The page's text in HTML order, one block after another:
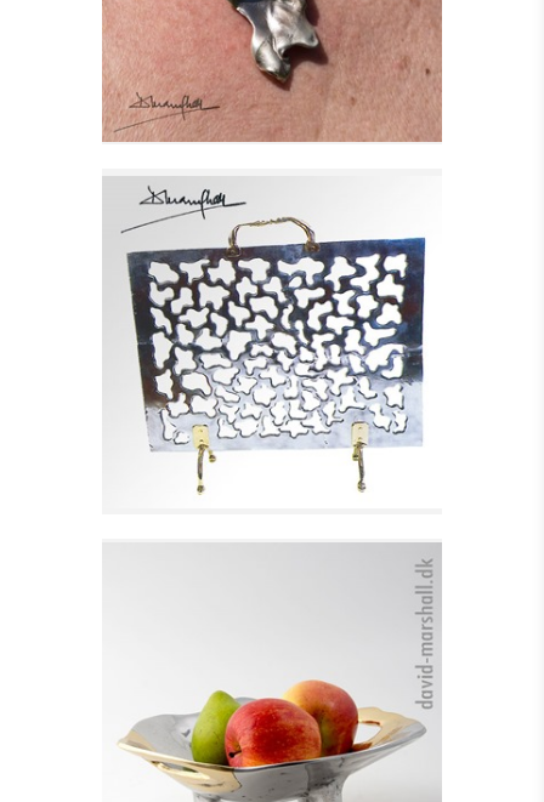
Se detajler
GNISTFANG I
ALUMINIUM
Se detajler
SKÅL PÅ 3 BEN, SWEET
BOWL
Se detajler